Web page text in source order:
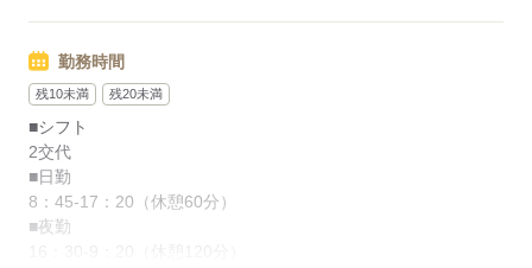
勤務時間
残10未満 残20未満
■シフト
2交代
■日勤
8：45-17：20（休憩60分）
■夜勤